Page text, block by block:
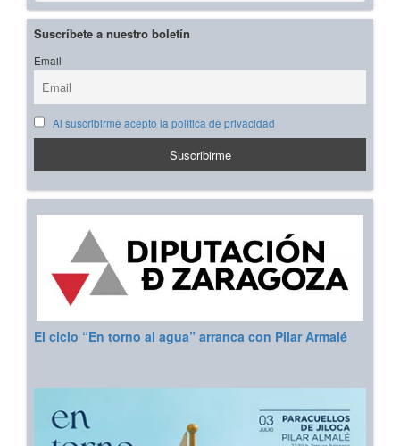
Suscríbete a nuestro boletín
Email
Al suscribirme acepto la política de privacidad
El ciclo “En torno al agua” arranca con Pilar Armalé